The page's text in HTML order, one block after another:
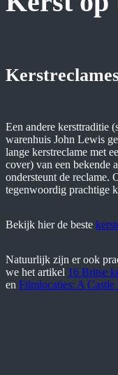
Een andere kersttraditie
warenhuis John Lewis
lange kerstreclame met
cover) van een bekende
ondersteunt de reclame.
tegenwoordig prachtige
Bekijk hier de beste
Natuurlijk zijn er ook
we het artikel 16 Britse
en Filmlocaties: A Castle